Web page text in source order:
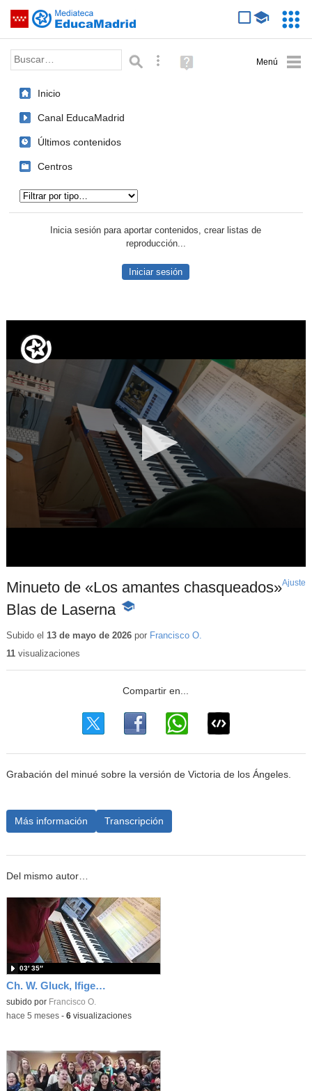
Saltar navegación
Palabra o frase: Búsqueda avanzada
Ayuda
(en
Inicio
Canal EducaMadrid
Últimos contenidos
Centros
Inicia sesión para aportar contenidos, crear listas de
reproducción...
Iniciar sesión
Minueto de «Los amantes chasqueados»
Blas de Laserna -
educativo
Ajuste
Subido el 13 de mayo de 2026por Francisco O.
11visualizaciones
Grabación del minué sobre la versión de Victoria de los Ángeles.
Más información Transcripción
Del mismo autor…
Ch. W. Gluck, Ifigenia en Táuride
subido por Francisco O.
03′ 35″
-hace 5 meses- 6visualizaciones